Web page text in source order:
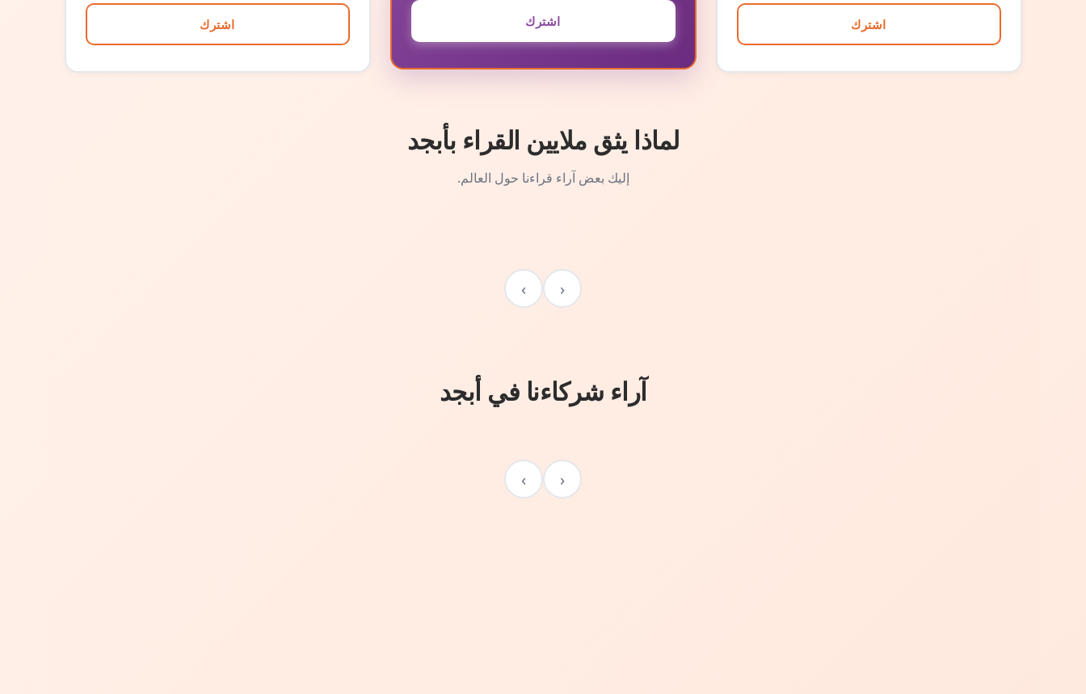
اشترك اشترك اشترك
لماذا يثق ملايين القراء بأبجد
إليك بعض آراء قراءنا حول العالم.
‹
›
آراء شركاءنا في أبجد
‹
›